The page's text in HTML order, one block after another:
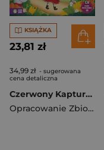
KSIĄŻKA
23,81 zł
34,99 zł - sugerowana
cena detaliczna
Czerwony Kapturek. Rozkładanki
Opracowanie Zbiorowe